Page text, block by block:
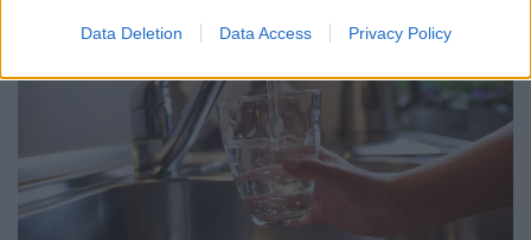
Data Deletion Data Access Privacy Policy